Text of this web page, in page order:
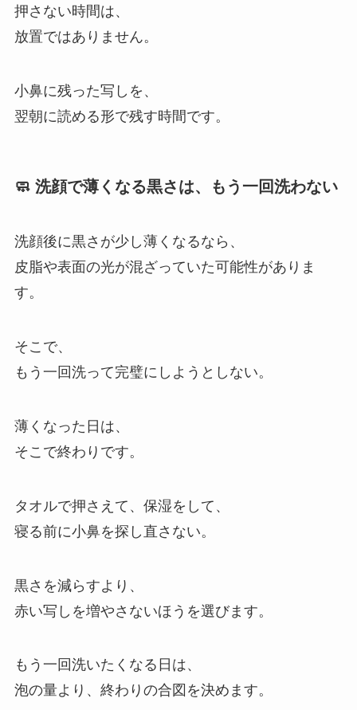
押さない時間は、
放置ではありません。
小鼻に残った写しを、
翌朝に読める形で残す時間です。
🧼 洗顔で薄くなる黒さは、もう一回洗わない
洗顔後に黒さが少し薄くなるなら、
皮脂や表面の光が混ざっていた可能性がありま
す。
そこで、
もう一回洗って完璧にしようとしない。
薄くなった日は、
そこで終わりです。
タオルで押さえて、保湿をして、
寝る前に小鼻を探し直さない。
黒さを減らすより、
赤い写しを増やさないほうを選びます。
もう一回洗いたくなる日は、
泡の量より、終わりの合図を決めます。